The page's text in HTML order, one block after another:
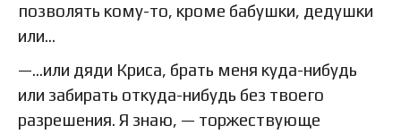
позволять кому-то, кроме бабушки, дедушки
или…
—…или дяди Криса, брать меня куда-нибудь
или забирать откуда-нибудь без твоего
разрешения. Я знаю, — торжествующе